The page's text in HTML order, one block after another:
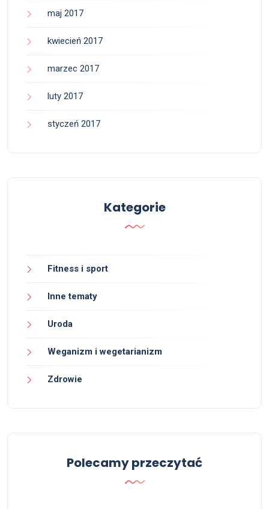
maj 2017
kwiecień 2017
marzec 2017
luty 2017
styczeń 2017
Kategorie
Fitness i sport
Inne tematy
Uroda
Weganizm i wegetarianizm
Zdrowie
Polecamy przeczytać